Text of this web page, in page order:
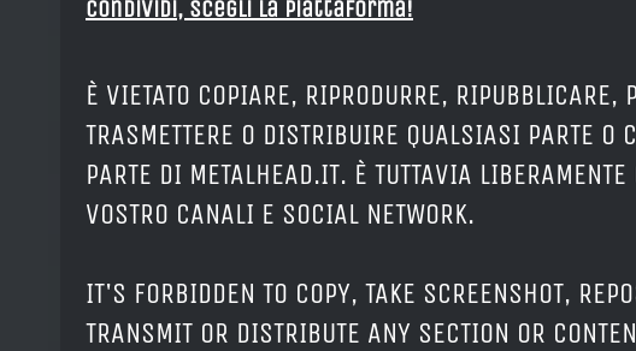
Condividi, Scegli la piattaforma!
È VIETATO COPIARE, RIPRODURRE,
TRASMETTERE O DISTRIBUIRE QUALSIASI PARTE O
PARTE DI METALHEAD.IT. È TUTTAVIA
VOSTRO CANALI E SOCIAL NETWORK.
IT'S FORBIDDEN TO COPY, TAKE SCREENSHOT,
TRANSMIT OR DISTRIBUTE ANY SECTION OR